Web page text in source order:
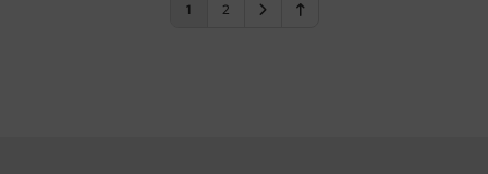
1
2